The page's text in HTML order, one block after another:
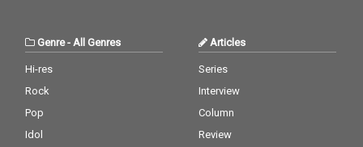
Genre-All Genres
Hi-res
Rock
Pop
Idol
Articles
Series
Interview
Column
Review